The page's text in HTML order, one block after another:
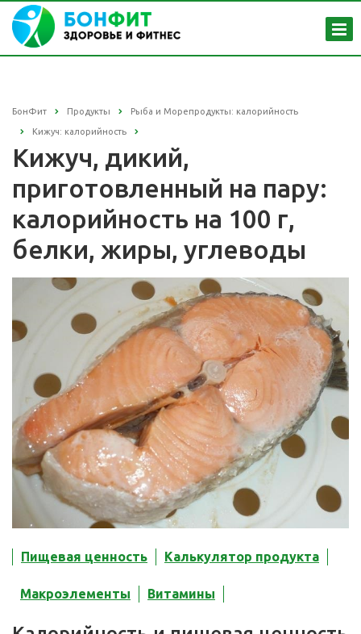
БонФит Продукты Рыба и Морепродукты: калорийность
Кижуч: калорийность
Кижуч, дикий,
приготовленный на пару:
калорийность на 100 г,
белки, жиры, углеводы
Пищевая ценность Калькулятор продукта
Макроэлементы Витамины